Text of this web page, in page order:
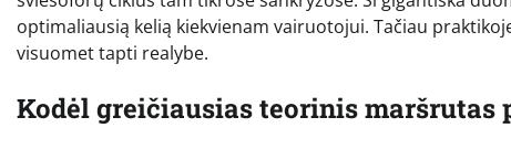
optimaliausią kelią kiekvienam vairuotojui. Tačiau
visuomet tapti realybe.
Kodėl greičiausias teorinis